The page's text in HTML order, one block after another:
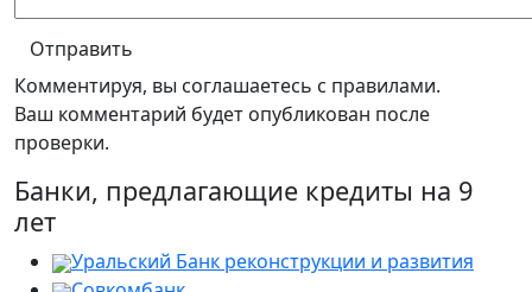
Отправить
Комментируя, вы соглашаетесь c правилами.
Ваш комментарий будет опубликован после
проверки.
Банки, предлагающие кредиты на 9
лет
Уральский Банк реконструкции и развития